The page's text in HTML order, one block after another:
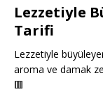
Lezzetiyle
Tarifi
Lezzetiyle
aroma ve damak
🟥